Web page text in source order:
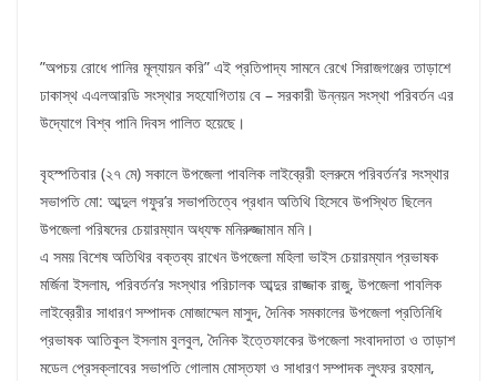
”অপচয় রোধে পানির মূল্যায়ন করি” এই প্রতিপাদ্য সামনে রেখে সিরাজগঞ্জের তাড়াশে
ঢাকাস্থ এএলআরডি সংস্থার সহযোগিতায় বে – সরকারী উন্নয়ন সংস্থা পরিবর্তন এর
উদ্যোগে বিশ্ব পানি দিবস পালিত হয়েছে।
বৃহস্পতিবার (২৭ মে) সকালে উপজেলা পাবলিক লাইব্রেরী হলরুমে পরিবর্তন’র সংস্থার
সভাপতি মো: আব্দুল গফুর’র সভাপতিত্বে প্রধান অতিথি হিসেবে উপস্থিত ছিলেন
উপজেলা পরিষদের চেয়ারম্যান অধ্যক্ষ মনিরুজ্জামান মনি।
এ সময় বিশেষ অতিথির বক্তব্য রাখেন উপজেলা মহিলা ভাইস চেয়ারম্যান প্রভাষক
মর্জিনা ইসলাম, পরিবর্তন’র সংস্থার পরিচালক আব্দুর রাজ্জাক রাজু, উপজেলা পাবলিক
লাইব্রেরীর সাধারণ সম্পাদক মোজাম্মেল মাসুদ, দৈনিক সমকালের উপজেলা প্রতিনিধি
প্রভাষক আতিকুল ইসলাম বুলবুল, দৈনিক ইত্তেফাকের উপজেলা সংবাদদাতা ও তাড়াশ
মডেল প্রেসক্লাবের সভাপতি গোলাম মোস্তফা ও সাধারণ সম্পাদক লুৎফর রহমান,